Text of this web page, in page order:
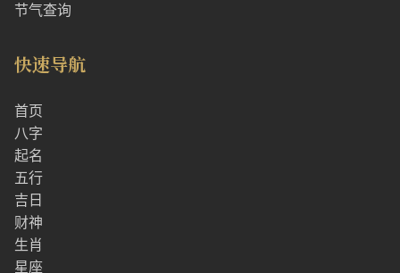
节气查询
快速导航
首页
八字
起名
五行
吉日
财神
生肖
星座